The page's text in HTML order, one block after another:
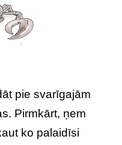
pie svarīgajām
Pirmkārt, ņem
ko palaidīsi